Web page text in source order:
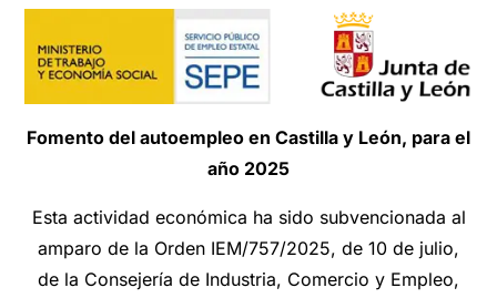
Fomento del autoempleo en Castilla y León, para el
año 2025
Esta actividad económica ha sido subvencionada al
amparo de la Orden IEM/757/2025, de 10 de julio,
de la Consejería de Industria, Comercio y Empleo,